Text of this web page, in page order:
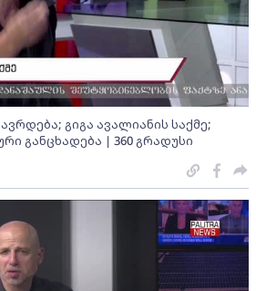
გიგა ავალიანის საქმე;
განცხადება | 360 გრადუსი